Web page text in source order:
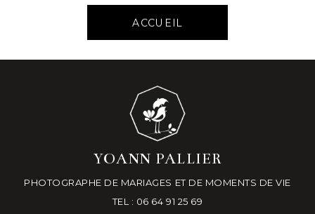
ACCUEIL
YOANN PALLIER
PHOTOGRAPHE DE MARIAGES ET DE MOMENTS DE VIE
TEL : 06 64 91 25 69